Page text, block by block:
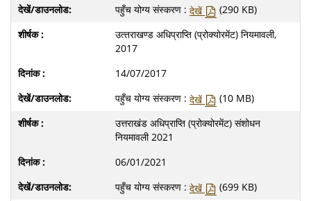
पहुँच योग्य संस्करण : देखें
(290 KB)
उत्‍तराखण्‍ड अधिप्राप्ति (प्रोक्योरमेंट) नियमावली,
2017
14/07/2017
पहुँच योग्य संस्करण : देखें
(10 MB)
उत्तराखंड अधिप्राप्ति (प्रोक्योरमेंट) संशोधन
नियमावली 2021
06/01/2021
पहुँच योग्य संस्करण : देखें
(699 KB)